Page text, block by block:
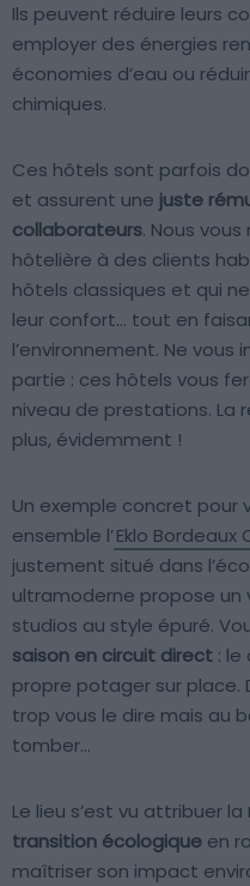
Ils peuvent réduire leurs
employer des énergies
économies d’eau ou
chimiques.
Ces hôtels sont parfois
et assurent une juste
collaborateurs. Nous
hôtelière à des clients
hôtels classiques et qui
leur confort… tout en
l’environnement. Ne
partie : ces hôtels vous
niveau de prestations. La
plus, évidemment !
Un exemple concret pour
ensemble l’Eklo Bordeaux
justement situé dans
ultramoderne propose
studios au style épuré.
saison en circuit direct :
propre potager sur place.
trop vous le dire mais au
tomber…
Le lieu s’est vu attribuer la
transition écologique en
maîtriser son impact